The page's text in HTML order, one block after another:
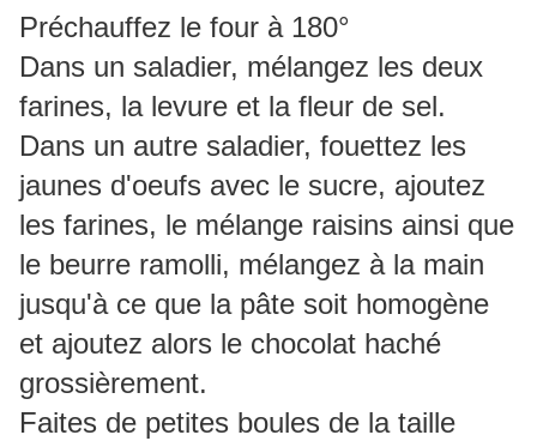
Préchauffez le four à 180°
Dans un saladier, mélangez les deux
farines, la levure et la fleur de sel.
Dans un autre saladier, fouettez les
jaunes d'oeufs avec le sucre, ajoutez
les farines, le mélange raisins ainsi que
le beurre ramolli, mélangez à la main
jusqu'à ce que la pâte soit homogène
et ajoutez alors le chocolat haché
grossièrement.
Faites de petites boules de la taille